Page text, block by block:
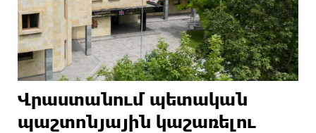
Վրաստանում պետական ​​
պաշտոնյային կաշառելու